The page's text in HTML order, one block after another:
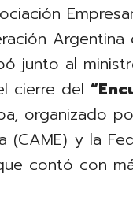
Argentina
junto al
cierre del
organizado
(CAME) y la
contó con